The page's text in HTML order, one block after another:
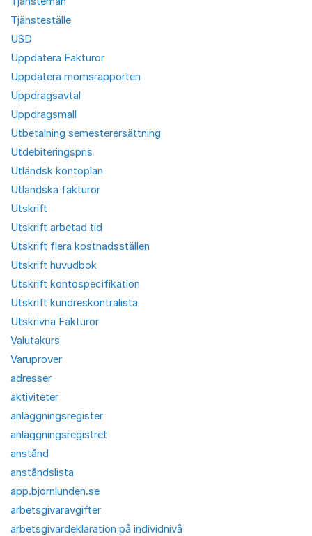
Tjänsteställe
USD
Uppdatera Fakturor
Uppdatera momsrapporten
Uppdragsavtal
Uppdragsmall
Utbetalning semesterersättning
Utdebiteringspris
Utländsk kontoplan
Utländska fakturor
Utskrift
Utskrift arbetad tid
Utskrift flera kostnadsställen
Utskrift huvudbok
Utskrift kontospecifikation
Utskrift kundreskontralista
Utskrivna Fakturor
Valutakurs
Varuprover
adresser
aktiviteter
anläggningsregister
anläggningsregistret
anstånd
anståndslista
app.bjornlunden.se
arbetsgivaravgifter
arbetsgivardeklaration på individnivå